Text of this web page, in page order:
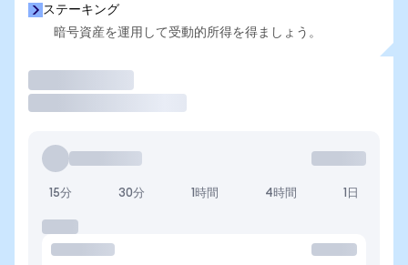
ステーキング
暗号資産を運用して受動的所得を得ましょう。
15分 30分 1時間 4時間 1日